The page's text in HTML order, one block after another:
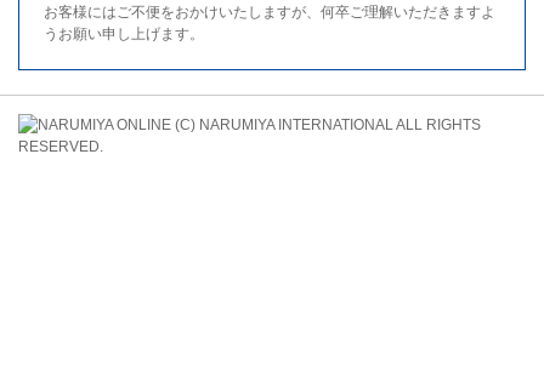
お客様にはご不便をおかけいたしますが、何卒ご理解いただきますよ
うお願い申し上げます。